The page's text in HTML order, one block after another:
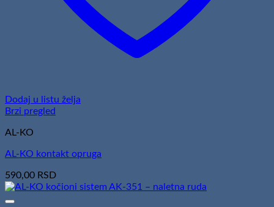
Dodaj u listu želja
Brzi pregled
AL-KO
AL-KO kontakt opruga
590,00 RSD